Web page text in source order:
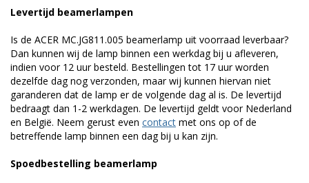
Levertijd beamerlampen
Is de ACER MC.JG811.005 beamerlamp uit voorraad leverbaar?
Dan kunnen wij de lamp binnen een werkdag bij u afleveren,
indien voor 12 uur besteld. Bestellingen tot 17 uur worden
dezelfde dag nog verzonden, maar wij kunnen hiervan niet
garanderen dat de lamp er de volgende dag al is. De levertijd
bedraagt dan 1-2 werkdagen. De levertijd geldt voor Nederland
en België. Neem gerust even contact met ons op of de
betreffende lamp binnen een dag bij u kan zijn.
Spoedbestelling beamerlamp